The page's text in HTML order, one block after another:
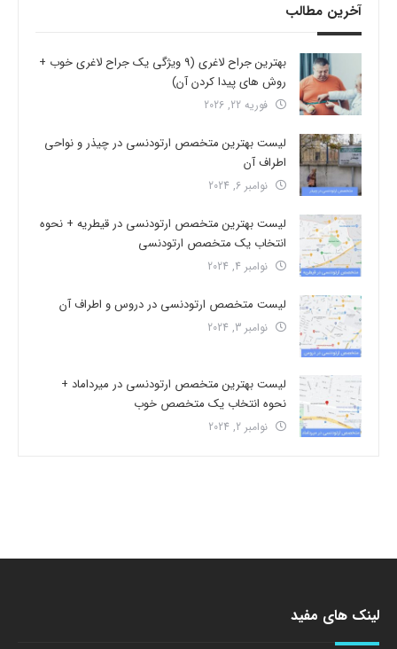
آخرین مطالب
بهترین جراح لاغری (9 ویژگی یک جراح لاغری خوب +
روش های پیدا کردن آن)
فوریه 22, 2026
لیست بهترین متخصص ارتودنسی در چیذر و نواحی
اطراف آن
نوامبر 6, 2024
لیست بهترین متخصص ارتودنسی در قیطریه + نحوه
انتخاب یک متخصص ارتودنسی
نوامبر 4, 2024
لیست متخصص ارتودنسی در دروس و اطراف آن
نوامبر 3, 2024
لیست بهترین متخصص ارتودنسی در میرداماد +
نحوه انتخاب یک متخصص خوب
نوامبر 2, 2024
لینک های مفید